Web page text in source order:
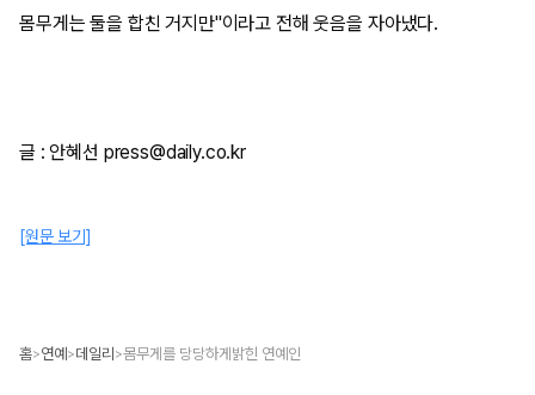
몸무게는 둘을 합친 거지만"이라고 전해 웃음을 자아냈다.
글 : 안혜선 press@daily.co.kr
[원문 보기]
홈>연예 >데일리 >몸무게를 당당하게밝힌 연예인